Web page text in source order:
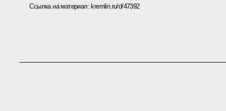
Ссылка на материал: kremlin.ru/d/47392